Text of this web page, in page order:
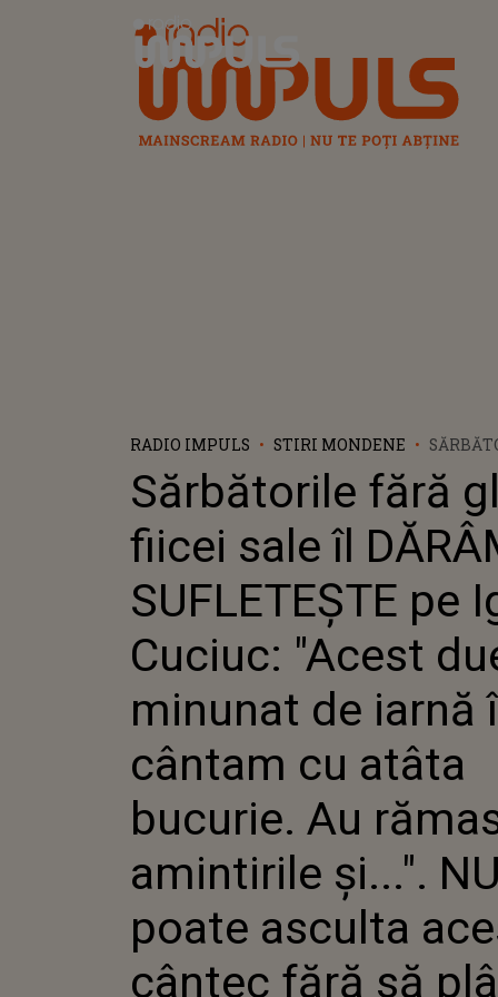
Radio Impuls
RADIO IMPULS STIRI MONDENE
PE IGOR
DUET
IARNĂ
RĂMAS
POATE
CÂNTEC
ÎI
Sărbătorile fără
fiicei sale îl
SUFLETEȘTE pe
Cuciuc: "Acest
minunat de iarnă îl
cântam cu atâta
bucurie. Au
amintirile și...". NU
poate asculta
cântec fără să